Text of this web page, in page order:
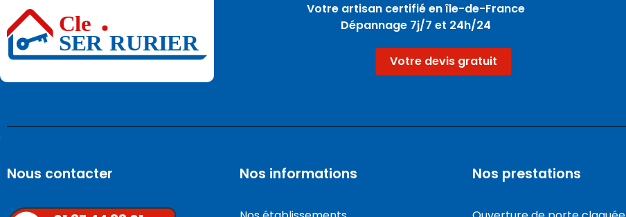
Votre artisan certifié en île-de-France
Dépannage 7j/7 et 24h/24
Votre devis gratuit
Nous contacter Nos informations Nos prestations